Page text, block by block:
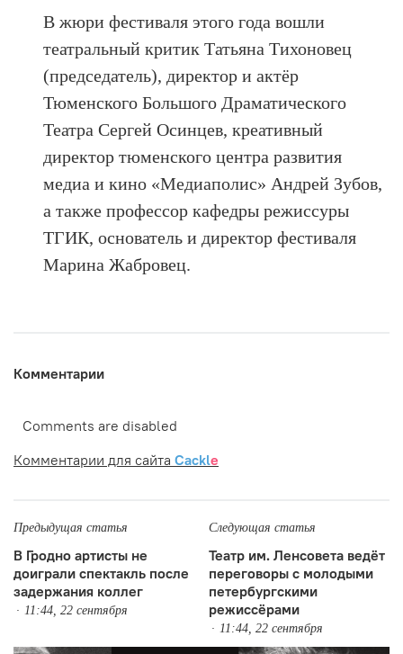
В жюри фестиваля этого года вошли
театральный критик Татьяна Тихоновец
(председатель), директор и актёр
Тюменского Большого Драматического
Театра Сергей Осинцев, креативный
директор тюменского центра развития
медиа и кино «Медиаполис» Андрей Зубов,
а также профессор кафедры режиссуры
ТГИК, основатель и директор фестиваля
Марина Жабровец.
Комментарии
Comments are disabled
Комментарии для сайта Cackle
Предыдущая статья
В Гродно артисты не
доиграли спектакль после
задержания коллег
11:44, 22 сентября
Следующая статья
Театр им. Ленсовета ведёт
переговоры с молодыми
петербургскими
режиссёрами
11:44, 22 сентября